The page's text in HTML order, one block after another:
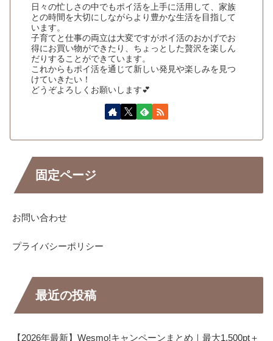
日々の忙しさの中でもポイ活を上手に活用して、家族
との時間を大切にしながらより豊かな生活を目指して
います。
子育てと仕事の両立は大変ですがポイ活のおかげでお
得にお買い物ができたり、ちょっとした贅沢を楽しん
だりすることができています。
これからもポイ活を通じて新しい発見や楽しみを見つ
けていきたい！
どうぞよろしくお願いします💕
固定ページ
お問い合わせ
プライバシーポリシー
最近の投稿
【2026年最新】Wesmo!キャンペーンまとめ｜最大1,500pt＋